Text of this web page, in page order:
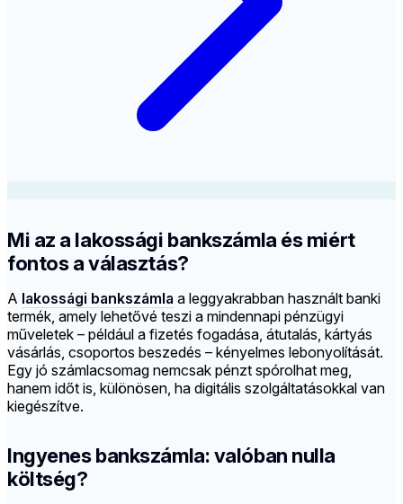
Mi az a lakossági bankszámla és miért
fontos a választás?
A lakossági bankszámla a leggyakrabban használt banki
termék, amely lehetővé teszi a mindennapi pénzügyi
műveletek – például a fizetés fogadása, átutalás, kártyás
vásárlás, csoportos beszedés – kényelmes lebonyolítását.
Egy jó számlacsomag nemcsak pénzt spórolhat meg,
hanem időt is, különösen, ha digitális szolgáltatásokkal van
kiegészítve.
Ingyenes bankszámla: valóban nulla
költség?